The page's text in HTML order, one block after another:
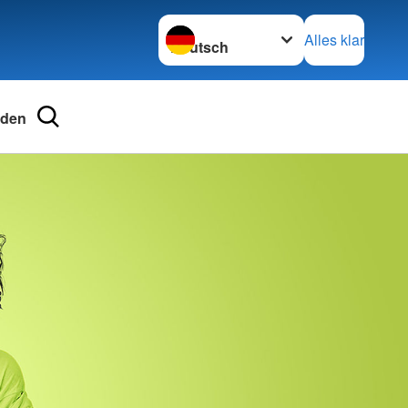
Sprache wechseln zu
Alles klar
Schularbeit
(JRK)
DRK